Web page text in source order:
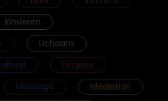
Kinderen
Lichaam
Lingerie
Massage
Mediation